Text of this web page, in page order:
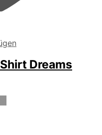
Dreams